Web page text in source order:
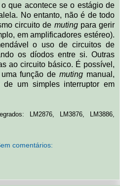
que acontece se o estágio de
No entanto, não é de todo
circuito de mutingpara gerir
em amplificadores estéreo).
o uso de circuitos de
os díodos entre si. Outras
ao circuito básico. É possível,
uma função demuting manual,
um simples interruptor em
LM2876, LM3876, LM3886,
comentários: